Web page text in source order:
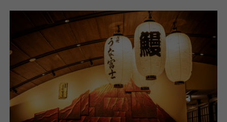
場かぶらや総本家／第八飯場丸
◆レストラン・鮨業態
銀座あしべ／鮨あしべ
◆焼肉・韓国業態
本場の味をリアルに再現された韓国料理と熟成牛の高
級焼肉業態
カブ韓／熟成焼肉八億円
いません）
●和食店の経験がある方
●忙しい状況でも、元気で明るい対応ができる方
皆様からのご応募をお待ちしております！！